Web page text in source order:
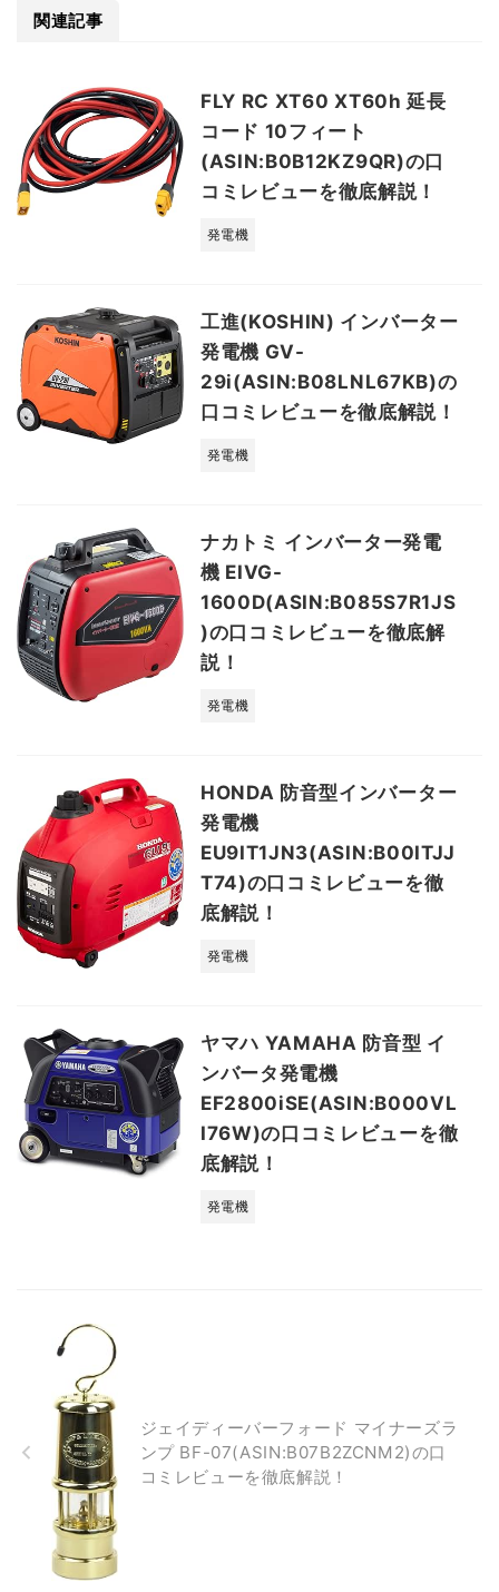
関連記事
FLY RC XT60 XT60h 延長
コード 10フィート
(ASIN:B0B12KZ9QR)の口
コミレビューを徹底解説！
発電機
工進(KOSHIN) インバーター
発電機 GV-
29i(ASIN:B08LNL67KB)の
口コミレビューを徹底解説！
発電機
ナカトミ インバーター発電
機 EIVG-
1600D(ASIN:B085S7R1JS
)の口コミレビューを徹底解
説！
発電機
HONDA 防音型インバーター
発電機
EU9IT1JN3(ASIN:B00ITJJ
T74)の口コミレビューを徹
底解説！
発電機
ヤマハ YAMAHA 防音型 イ
ンバータ発電機
EF2800iSE(ASIN:B000VL
I76W)の口コミレビューを徹
底解説！
発電機
ジェイディーバーフォード マイナーズラ
ンプ BF-07(ASIN:B07B2ZCNM2)の口
コミレビューを徹底解説！